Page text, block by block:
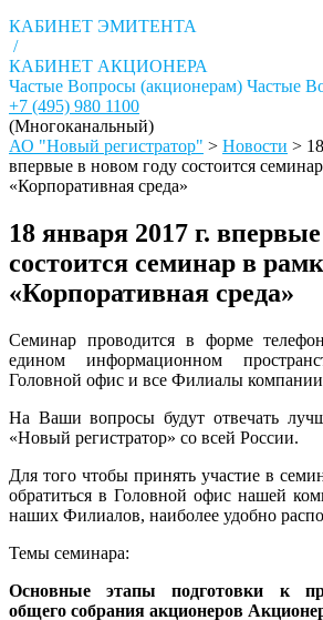
КАБИНЕТ ЭМИТЕНТА
/
КАБИНЕТ АКЦИОНЕРА
Частые Вопросы (акционерам) Частые
+7 (495) 980 1100
(Многоканальный)
АО "Новый регистратор" > Новости >
впервые в новом году состоится
«Корпоративная среда»
18 января 2017 г.
состоится семинар в
«Корпоративная среда»
Семинар проводится в форме
едином информационном
Головной офис и все Филиалы
На Ваши вопросы будут отвечать
«Новый регистратор» со всей России.
Для того чтобы принять участие в
обратиться в Головной офис нашей
наших Филиалов, наиболее удобно
Темы семинара:
Основные этапы подготовки к
общего собрания акционеров